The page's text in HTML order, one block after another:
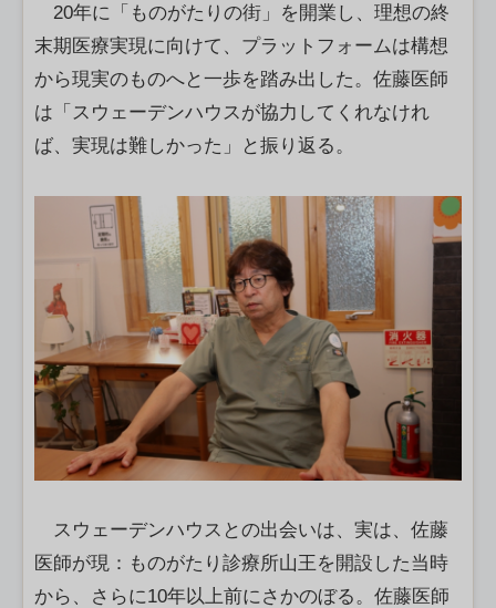
20年に「ものがたりの街」を開業し、理想の終
末期医療実現に向けて、プラットフォームは構想
から現実のものへと一歩を踏み出した。佐藤医師
は「スウェーデンハウスが協力してくれなけれ
ば、実現は難しかった」と振り返る。
スウェーデンハウスとの出会いは、実は、佐藤
医師が現：ものがたり診療所山王を開設した当時
から、さらに10年以上前にさかのぼる。佐藤医師